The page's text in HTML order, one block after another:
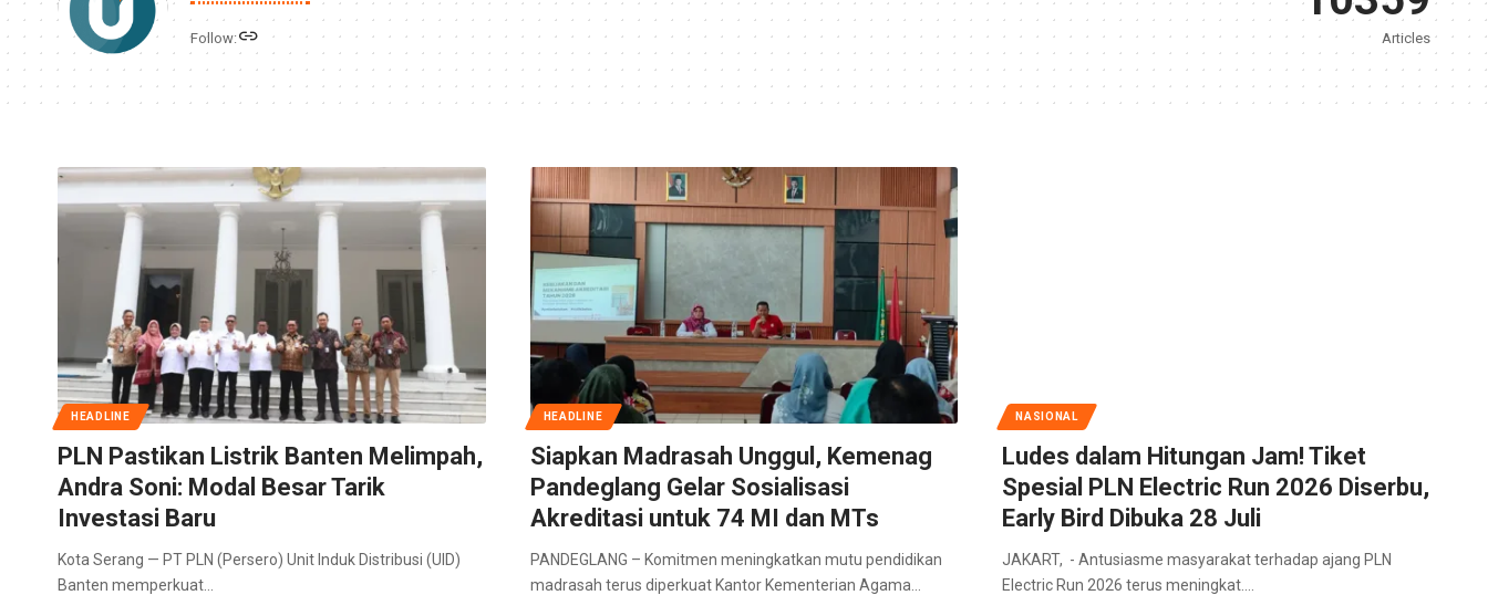
Follow: Articles
HEADLINE
PLN Pastikan Listrik Banten Melimpah,
Andra Soni: Modal Besar Tarik
Investasi Baru
Kota Serang — PT PLN (Persero) Unit Induk Distribusi (UID)
Banten memperkuat…
HEADLINE
Siapkan Madrasah Unggul, Kemenag
Pandeglang Gelar Sosialisasi
Akreditasi untuk 74 MI dan MTs
PANDEGLANG – Komitmen meningkatkan mutu pendidikan
madrasah terus diperkuat Kantor Kementerian Agama…
NASIONAL
Ludes dalam Hitungan Jam! Tiket
Spesial PLN Electric Run 2026 Diserbu,
Early Bird Dibuka 28 Juli
JAKART, - Antusiasme masyarakat terhadap ajang PLN
Electric Run 2026 terus meningkat.…